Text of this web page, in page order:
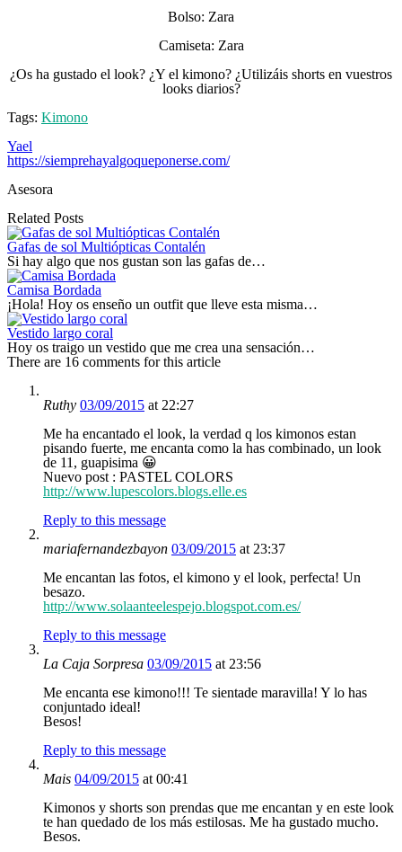
Bolso: Zara
Camiseta: Zara
¿Os ha gustado el look? ¿Y el kimono? ¿Utilizáis shorts en vuestros
looks diarios?
Tags: Kimono
Yael
https://siemprehayalgoqueponerse.com/
Asesora
Related Posts
Gafas de sol Multiópticas Contalén
Si hay algo que nos gustan son las gafas de…
Camisa Bordada
¡Hola! Hoy os enseño un outfit que lleve esta misma…
Vestido largo coral
Hoy os traigo un vestido que me crea una sensación…
There are 16 comments for this article
Ruthy 03/09/2015 at 22:27
Me ha encantado el look, la verdad q los kimonos estan
pisando fuerte, me encanta como la has combinado, un look
de 11, guapisima 😀
Nuevo post : PASTEL COLORS
http://www.lupescolors.blogs.elle.es
Reply to this message
mariafernandezbayon 03/09/2015 at 23:37
Me encantan las fotos, el kimono y el look, perfecta! Un
besazo.
http://www.solaanteelespejo.blogspot.com.es/
Reply to this message
La Caja Sorpresa 03/09/2015 at 23:56
Me encanta ese kimono!!! Te sientade maravilla! Y lo has
conjuntado ideal!
Besos!
Reply to this message
Mais 04/09/2015 at 00:41
Kimonos y shorts son prendas que me encantan y en este look
te han quedado de los más estilosas. Me ha gustado mucho.
Besos.